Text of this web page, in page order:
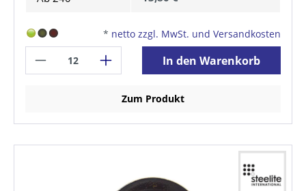
* netto zzgl. MwSt. und Versandkosten
In den Warenkorb
Zum Produkt